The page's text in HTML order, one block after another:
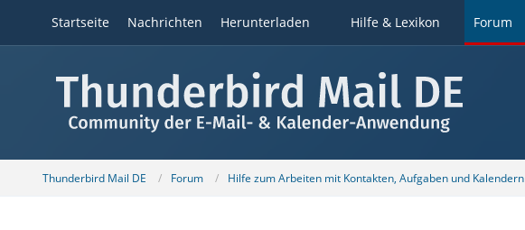
Startseite Nachrichten Herunterladen Hilfe & Lexikon Forum
Thunderbird Mail DE Forum Hilfe zum Arbeiten mit Kontakten, Aufgaben und Kalendern